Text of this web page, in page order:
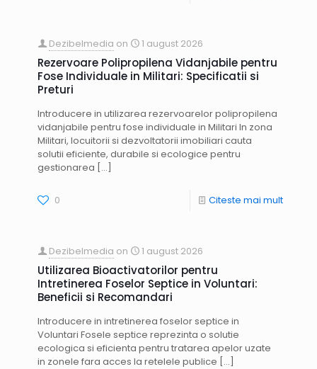
Dezibelmedia on 1 august 2026
Rezervoare Polipropilena Vidanjabile pentru
Fose Individuale in Militari: Specificatii si
Preturi
Introducere in utilizarea rezervoarelor polipropilena
vidanjabile pentru fose individuale in Militari In zona
Militari, locuitorii si dezvoltatorii imobiliari cauta
solutii eficiente, durabile si ecologice pentru
gestionarea […]
0 Citeste mai mult
Dezibelmedia on 1 august 2026
Utilizarea Bioactivatorilor pentru
Intretinerea Foselor Septice in Voluntari:
Beneficii si Recomandari
Introducere in intretinerea foselor septice in
Voluntari Fosele septice reprezinta o solutie
ecologica si eficienta pentru tratarea apelor uzate
in zonele fara acces la retelele publice […]